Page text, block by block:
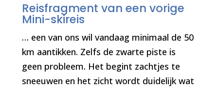
Reisfragment van een vorige
Mini-skireis
… een van ons wil vandaag minimaal de 50
km aantikken. Zelfs de zwarte piste is
geen probleem. Het begint zachtjes te
sneeuwen en het zicht wordt duidelijk wat